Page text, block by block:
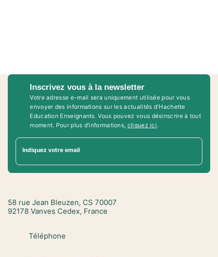
Inscrivez vous à la newsletter
Votre adresse e-mail sera uniquement utilisée pour vous
envoyer des informations sur les actualités d'Hachette
Education Enseignants. Vous pouvez vous désinscrire à tout
moment. Pour plus d’informations, cliquez ici.
Indiquez votre email
58 rue Jean Bleuzen, CS 70007
92178 Vanves Cedex, France
Téléphone